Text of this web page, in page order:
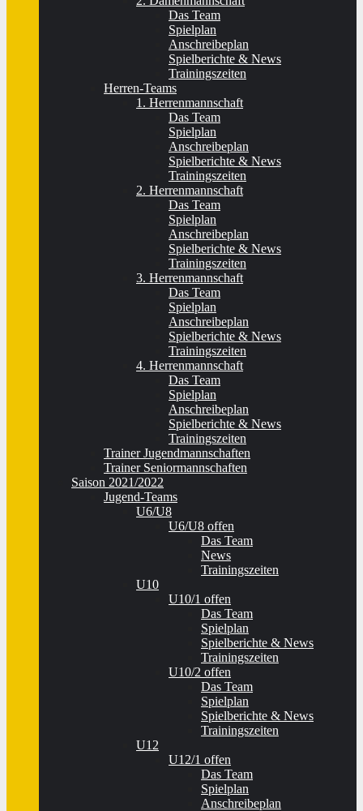
Das Team
Spielplan
Anschreibeplan
Spielberichte & News
Trainingszeiten
Herren-Teams
1. Herrenmannschaft
Das Team
Spielplan
Anschreibeplan
Spielberichte & News
Trainingszeiten
2. Herrenmannschaft
Das Team
Spielplan
Anschreibeplan
Spielberichte & News
Trainingszeiten
3. Herrenmannschaft
Das Team
Spielplan
Anschreibeplan
Spielberichte & News
Trainingszeiten
4. Herrenmannschaft
Das Team
Spielplan
Anschreibeplan
Spielberichte & News
Trainingszeiten
Trainer Jugendmannschaften
Trainer Seniormannschaften
Saison 2021/2022
Jugend-Teams
U6/U8
U6/U8 offen
Das Team
News
Trainingszeiten
U10
U10/1 offen
Das Team
Spielplan
Spielberichte & News
Trainingszeiten
U10/2 offen
Das Team
Spielplan
Spielberichte & News
Trainingszeiten
U12
U12/1 offen
Das Team
Spielplan
Anschreibeplan